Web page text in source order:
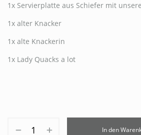
1x Servierplatte aus Schiefer mit
1x alter Knacker
1x alte Knackerin
1x Lady Quacks a lot
In den